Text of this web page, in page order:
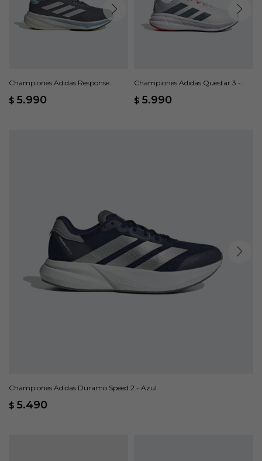
Championes Adidas Response
$ 5.990
Championes Adidas Questar 3 -
$ 5.990
Championes Adidas Duramo Speed 2 - Azul
$ 5.490